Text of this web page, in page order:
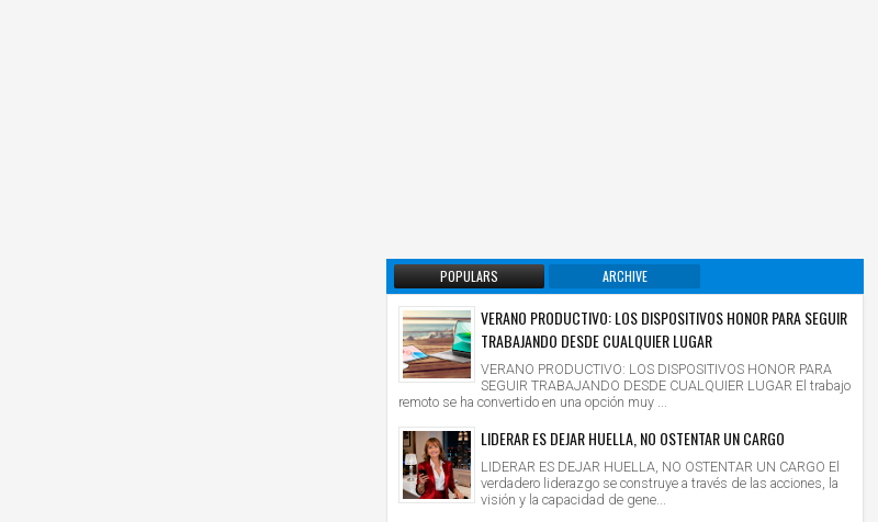
POPULARS ARCHIVE
VERANO PRODUCTIVO: LOS DISPOSITIVOS HONOR PARA SEGUIR
TRABAJANDO DESDE CUALQUIER LUGAR
VERANO PRODUCTIVO: LOS DISPOSITIVOS HONOR PARA
SEGUIR TRABAJANDO DESDE CUALQUIER LUGAR El trabajo
remoto se ha convertido en una opción muy ...
LIDERAR ES DEJAR HUELLA, NO OSTENTAR UN CARGO
LIDERAR ES DEJAR HUELLA, NO OSTENTAR UN CARGO El
verdadero liderazgo se construye a través de las acciones, la
visión y la capacidad de gene...